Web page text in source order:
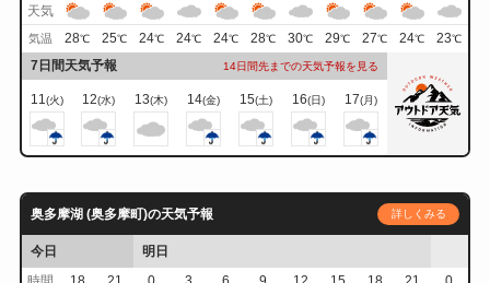
天気
気温 28℃ 25℃ 24℃ 24℃ 24℃ 28℃ 30℃ 29℃ 27℃ 24℃ 23℃
7日間天気予報 14日間先までの天気予報を見る
11(火) 12(水) 13(木) 14(金) 15(土) 16(日) 17(月)
奥多摩湖 (奥多摩町)の天気予報 詳しくみる
今日
明日